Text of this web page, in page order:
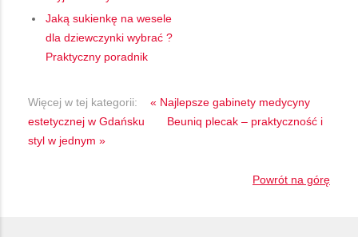
Jaką sukienkę na wesele
dla dziewczynki wybrać ?
Praktyczny poradnik
Więcej w tej kategorii:
« Najlepsze gabinety medycyny
estetycznej w Gdańsku
Beuniq plecak – praktyczność i
styl w jednym »
Powrót na górę